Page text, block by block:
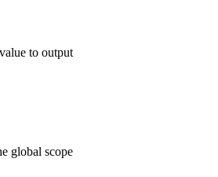
to output
global scope